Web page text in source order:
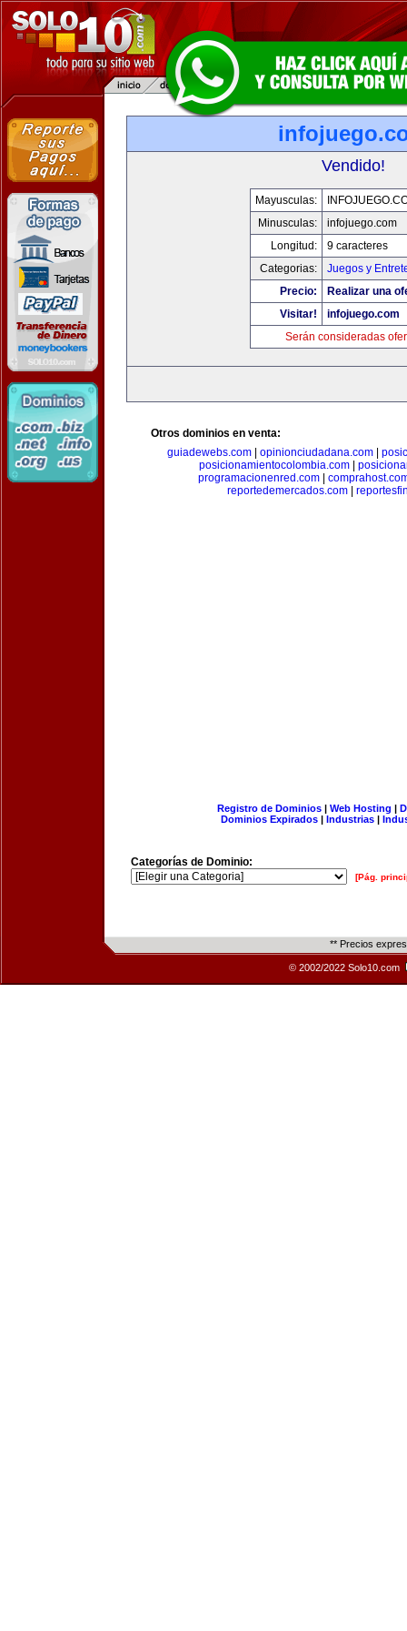
Vendido!
Mayusculas:
Minusculas:
infojuego.com
Longitud:
9 caracteres
Categorias:
Juegos y
Precio:
Realizar una
Visitar!
infojuego.com
Serán consideradas
Otros dominios en venta:
guiadewebs.com
opinionciudadana.com
posicionamientocolombia.com|
programacionenred.com
reportedemercados.com|
Registro de Dominios| Web Hosting |
Dominios Expirados | Industrias |
Categorías de Dominio:
[Pág.
** Precios
© 2002/2022 Solo10.com